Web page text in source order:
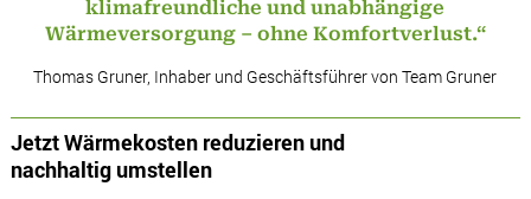
klimafreundliche und unabhängige
Wärmeversorgung – ohne Komfortverlust.“
Thomas Gruner, Inhaber und Geschäftsführer von Team Gruner
Jetzt Wärmekosten reduzieren und
nachhaltig umstellen